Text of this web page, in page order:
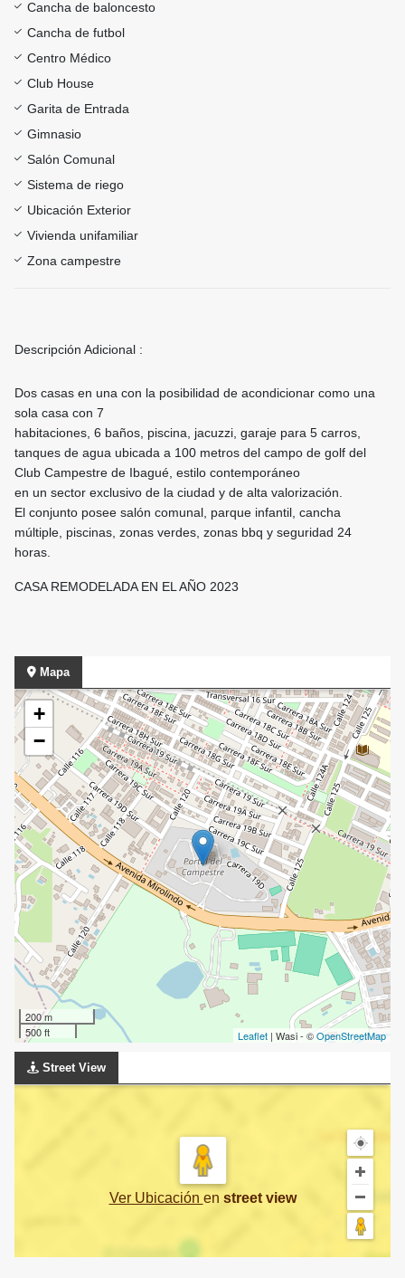
Cancha de baloncesto
Cancha de futbol
Centro Médico
Club House
Garita de Entrada
Gimnasio
Salón Comunal
Sistema de riego
Ubicación Exterior
Vivienda unifamiliar
Zona campestre
Descripción Adicional :
Dos casas en una con la posibilidad de acondicionar como una
sola casa con 7
habitaciones, 6 baños, piscina, jacuzzi, garaje para 5 carros,
tanques de agua ubicada a 100 metros del campo de golf del
Club Campestre de Ibagué, estilo contemporáneo
en un sector exclusivo de la ciudad y de alta valorización.
El conjunto posee salón comunal, parque infantil, cancha
múltiple, piscinas, zonas verdes, zonas bbq y seguridad 24
horas.
CASA REMODELADA EN EL AÑO 2023
Mapa
+
−
200 m
500 ft
Leaflet | Wasi - ©OpenStreetMap
Street View
Ver Ubicación en street view